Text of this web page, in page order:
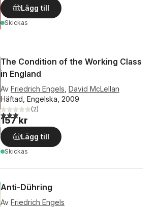
Lägg till
Skickas
The Condition of the Working Class
in England
Av Friedrich Engels David McLellan
Häftad, Engelska, 2009
3,0utav 5 stjärnor. Totalt antal röster:
(2)
157 kr
Lägg till
Skickas
Anti-Dühring
Av Friedrich Engels